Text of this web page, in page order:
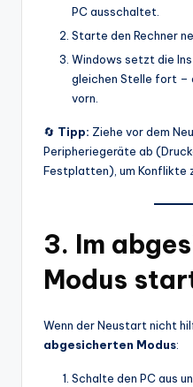
PC ausschaltet.
Starte den Rechner
Windows setzt die
gleichen Stelle fort –
vorn.
🔄 Tipp: Ziehe vor dem
Peripheriegeräte ab
Festplatten), um Konflikte
3. Im
Modus
Wenn der Neustart nicht
abgesicherten Modus:
Schalte den PC aus